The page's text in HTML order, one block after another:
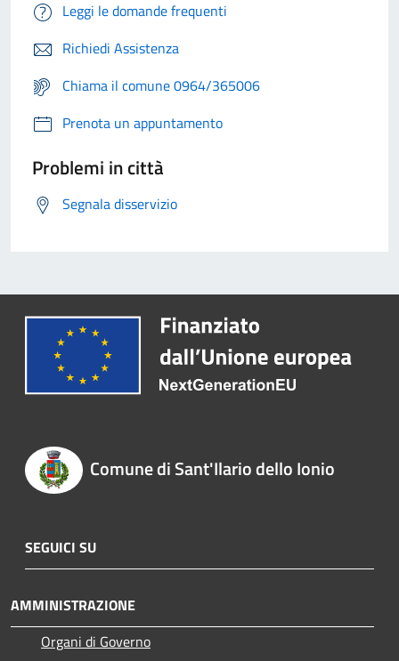
Leggi le domande frequenti
Richiedi Assistenza
Chiama il comune 0964/365006
Prenota un appuntamento
Problemi in città
Segnala disservizio
Comune di Sant'Ilario dello Ionio
SEGUICI SU
AMMINISTRAZIONE
Organi di Governo